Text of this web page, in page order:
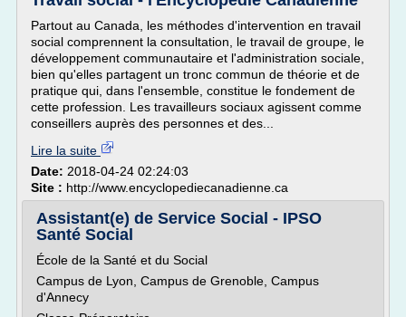
Partout au Canada, les méthodes d'intervention en travail
social comprennent la consultation, le travail de groupe, le
développement communautaire et l'administration sociale,
bien qu'elles partagent un tronc commun de théorie et de
pratique qui, dans l'ensemble, constitue le fondement de
cette profession. Les travailleurs sociaux agissent comme
conseillers auprès des personnes et des...
Lire la suite
Date: 2018-04-24 02:24:03
Site : http://www.encyclopediecanadienne.ca
Assistant(e) de Service Social - IPSO
Santé Social
École de la Santé et du Social
Campus de Lyon, Campus de Grenoble, Campus
d'Annecy